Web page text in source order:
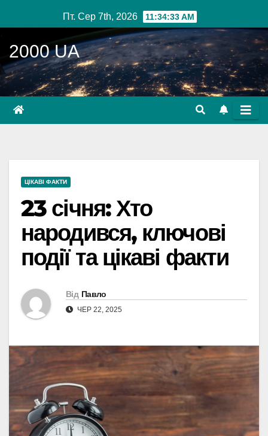
до
вмісту
Пт. Сер 7th, 2026 11:34:35 AM
2000 UA
ЦІКАВІ ФАКТИ
23 січня: Хто
народився, ключові
події та цікаві факти
Від Павло
ЧЕР 22, 2025